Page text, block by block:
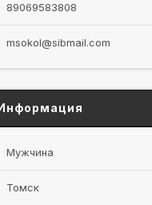
89069583808
msokol@sibmail.com
Мужчина
Томск